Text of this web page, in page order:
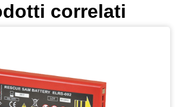
correlati